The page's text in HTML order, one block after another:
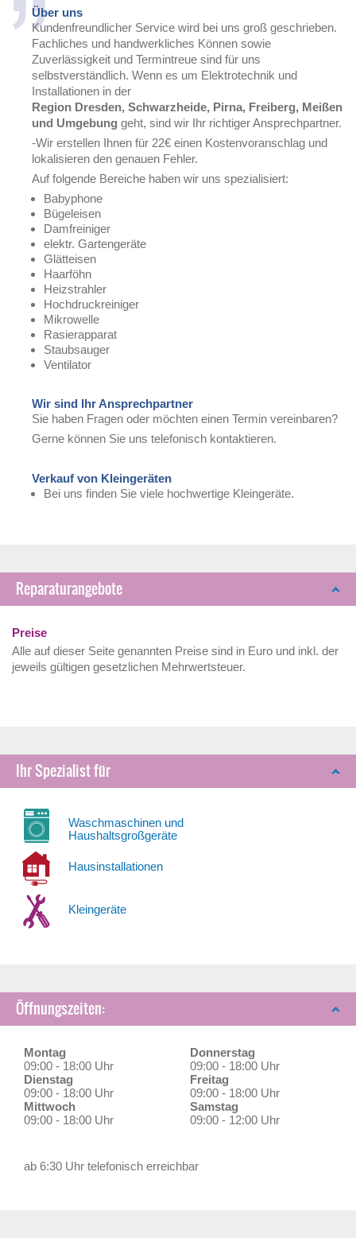
Über uns
Kundenfreundlicher Service wird bei uns groß geschrieben.
Fachliches und handwerkliches Können sowie
Zuverlässigkeit und Termintreue sind für uns
selbstverständlich. Wenn es um Elektrotechnik und
Installationen in der
Region Dresden, Schwarzheide, Pirna, Freiberg, Meißen
und Umgebung geht, sind wir Ihr richtiger Ansprechpartner.
-Wir erstellen Ihnen für 22€ einen Kostenvoranschlag und
lokalisieren den genauen Fehler.
Auf folgende Bereiche haben wir uns spezialisiert:
Babyphone
Bügeleisen
Damfreiniger
elektr. Gartengeräte
Glätteisen
Haarföhn
Heizstrahler
Hochdruckreiniger
Mikrowelle
Rasierapparat
Staubsauger
Ventilator
Wir sind Ihr Ansprechpartner
Sie haben Fragen oder möchten einen Termin vereinbaren?
Gerne können Sie uns telefonisch kontaktieren.
Verkauf von Kleingeräten
Bei uns finden Sie viele hochwertige Kleingeräte.
Reparaturangebote
Preise
Alle auf dieser Seite genannten Preise sind in Euro und inkl. der
jeweils gültigen gesetzlichen Mehrwertsteuer.
Ihr Spezialist für
Waschmaschinen und
Haushaltsgroßgeräte
Hausinstallationen
Kleingeräte
Öffnungszeiten:
Montag
09:00 - 18:00 Uhr
Dienstag
09:00 - 18:00 Uhr
Mittwoch
09:00 - 18:00 Uhr
Donnerstag
09:00 - 18:00 Uhr
Freitag
09:00 - 18:00 Uhr
Samstag
09:00 - 12:00 Uhr
ab 6:30 Uhr telefonisch erreichbar